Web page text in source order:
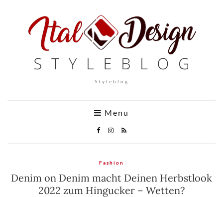
Styleblog
Menu
Fashion
Denim on Denim macht Deinen Herbstlook
2022 zum Hingucker – Wetten?